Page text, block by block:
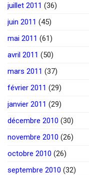
juillet 2011 (36)
juin 2011 (45)
mai 2011 (61)
avril 2011 (50)
mars 2011 (37)
février 2011 (29)
janvier 2011 (29)
décembre 2010 (30)
novembre 2010 (26)
octobre 2010 (26)
septembre 2010 (32)